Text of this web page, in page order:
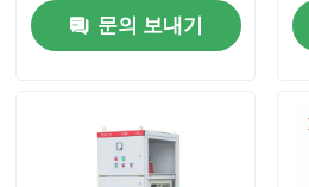
문의 보내기